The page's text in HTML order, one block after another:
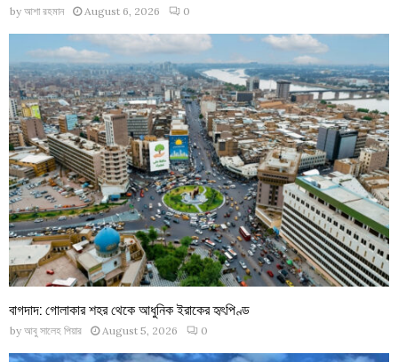
by আশা রহমান August 6, 2026 0
বাগদাদ: গোলাকার শহর থেকে আধুনিক ইরাকের হৃৎপিণ্ড
by আবু সালেহ পিয়ার August 5, 2026 0